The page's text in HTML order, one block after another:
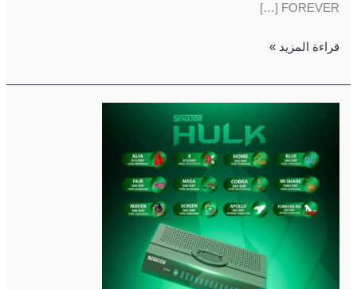
FOREVER […]
قراءة المزيد »
للعملاق
سيناتور